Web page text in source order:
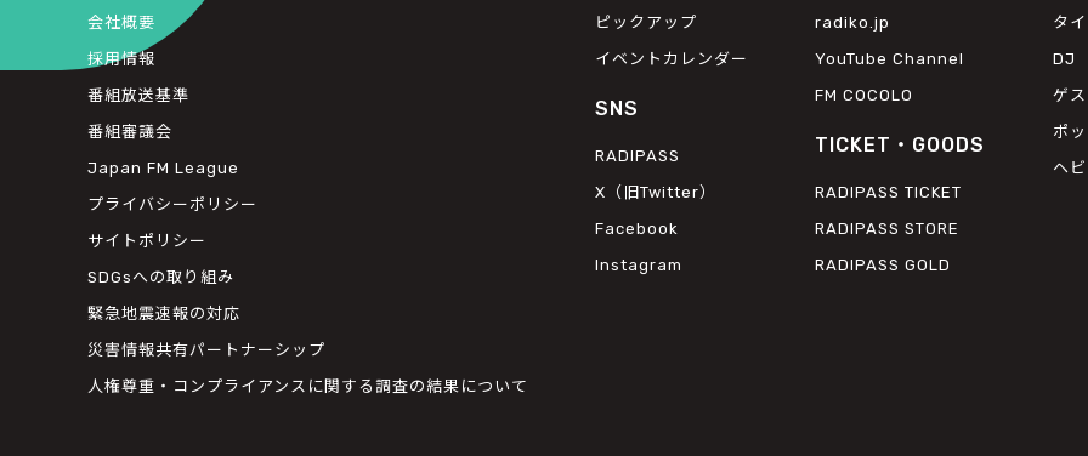
会社概要
採用情報
番組放送基準
番組審議会
Japan FM League
プライバシーポリシー
サイトポリシー
SDGsへの取り組み
緊急地震速報の対応
災害情報共有パートナーシップ
人権尊重・コンプライアンスに関する調査の結果について
ピックアップ
イベントカレンダー
SNS
RADIPASS
X（旧Twitter）
Facebook
Instagram
radiko.jp
YouTube Channel
FM COCOLO
TICKET・GOODS
RADIPASS TICKET
RADIPASS STORE
RADIPASS GOLD
タ
DJ
ゲ
ポ
ヘ